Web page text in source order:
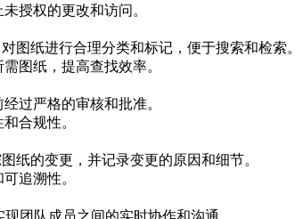
授权的更改和访问。
图纸进行合理分类和标记，便于搜索和检索。
图纸，提高查找效率。
过严格的审核和批准。
合规性。
纸的变更，并记录变更的原因和细节。
追溯性。
团队成员之间的实时协作和沟通。